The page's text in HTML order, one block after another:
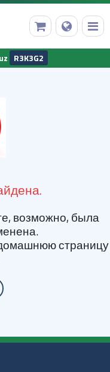
R3K3G2
возможно, была
страницу